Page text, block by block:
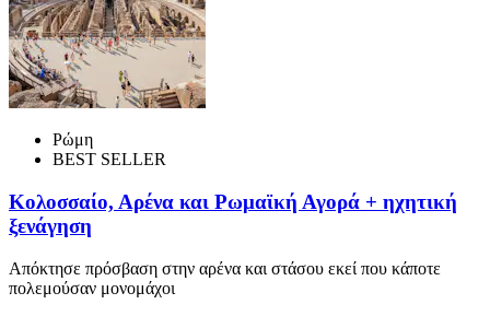
Ρώμη
BEST SELLER
Κολοσσαίο, Αρένα και Ρωμαϊκή Αγορά + ηχητική
ξενάγηση
Απόκτησε πρόσβαση στην αρένα και στάσου εκεί που κάποτε
πολεμούσαν μονομάχοι